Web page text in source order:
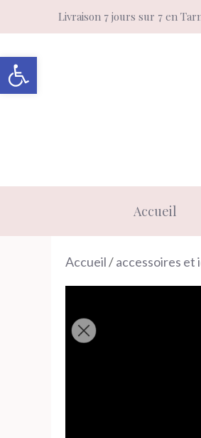
Ouvrir la barre d’outils
au
contenu
Livraison 7 jours sur 7 en
Accueil
Accueil/accessoires et